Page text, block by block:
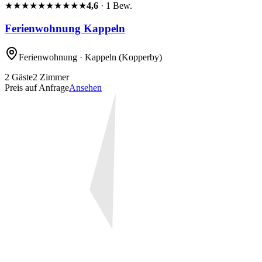
★★★★★★★★★★4,6 · 1 Bew.
Ferienwohnung Kappeln
Ferienwohnung · Kappeln (Kopperby)
2 Gäste2 Zimmer
Preis auf AnfrageAnsehen